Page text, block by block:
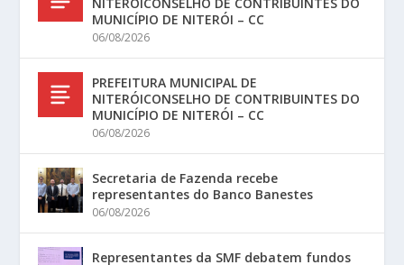
MUNICÍPIO DE NITERÓI – CC
06/08/2026
PREFEITURA MUNICIPAL DE
NITERÓICONSELHO DE CONTRIBUINTES DO
MUNICÍPIO DE NITERÓI – CC
06/08/2026
Secretaria de Fazenda recebe
representantes do Banco Banestes
06/08/2026
Representantes da SMF debatem fundos